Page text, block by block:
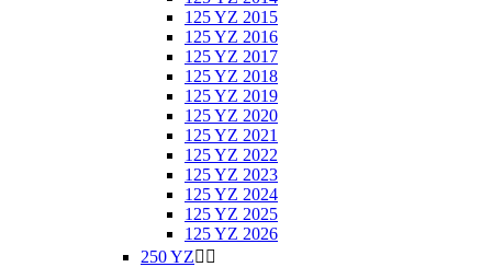
125 YZ 2015
125 YZ 2016
125 YZ 2017
125 YZ 2018
125 YZ 2019
125 YZ 2020
125 YZ 2021
125 YZ 2022
125 YZ 2023
125 YZ 2024
125 YZ 2025
125 YZ 2026
250 YZ 